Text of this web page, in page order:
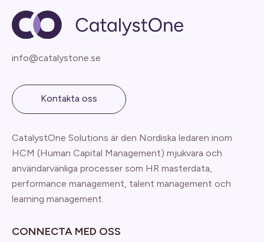
info@catalystone.se
Kontakta oss
CatalystOne Solutions är den Nordiska ledaren inom
HCM (Human Capital Management) mjukvara och
användarvänliga processer som HR masterdata,
performance management, talent management och
learning management.
CONNECTA MED OSS